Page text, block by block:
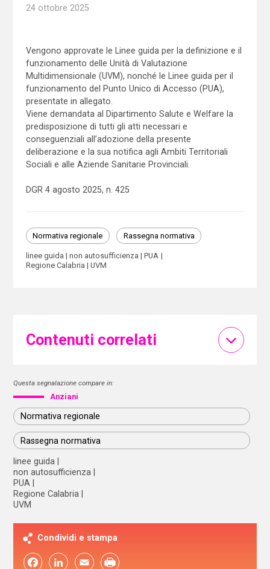
24 ottobre 2025
Vengono approvate le Linee guida per la definizione e il
funzionamento delle Unità di Valutazione
Multidimensionale (UVM), nonché le Linee guida per il
funzionamento del Punto Unico di Accesso (PUA),
presentate in allegato.
Viene demandata al Dipartimento Salute e Welfare la
predisposizione di tutti gli atti necessari e
conseguenziali all’adozione della presente
deliberazione e la sua notifica agli Ambiti Territoriali
Sociali e alle Aziende Sanitarie Provinciali.
DGR 4 agosto 2025, n. 425
Normativa regionale Rassegna normativa
linee guida non autosufficienza
PUA
Regione Calabria
UVM
Contenuti correlati
Questa segnalazione compare in:
Anziani
Normativa regionale
Rassegna normativa
linee guida
non autosufficienza
PUA
Regione Calabria
UVM
Condividi e stampa
FacebookLinkedIn Email